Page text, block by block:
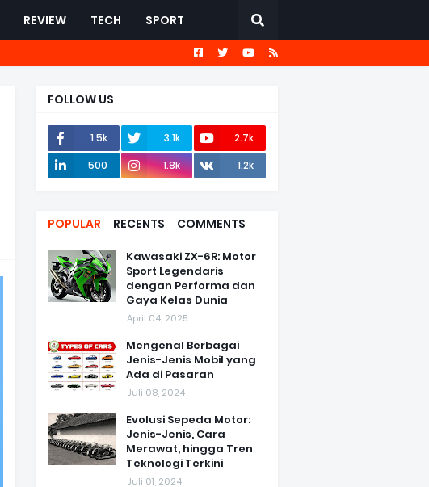
REVIEW TECH SPORT
FOLLOW US
1.5k 3.1k
2.7k
500
1.8k 1.2k
POPULAR RECENTS COMMENTS
Kawasaki ZX-6R: Motor
Sport Legendaris
dengan Performa dan
Gaya Kelas Dunia
April 04, 2025
Mengenal Berbagai
Jenis-Jenis Mobil yang
Ada di Pasaran
Juli 08, 2024
Evolusi Sepeda Motor:
Jenis-Jenis, Cara
Merawat, hingga Tren
Teknologi Terkini
Juli 01, 2024